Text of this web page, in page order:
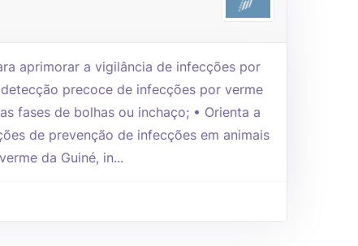
aprimorar a vigilância de infecções por
precoce de infecções por verme
fases de bolhas ou inchaço; • Orienta a
de prevenção de infecções em animais
da Guiné, in...